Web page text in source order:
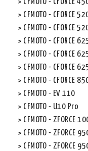
CFMOTO - CFORCE
CFMOTO - CFORCE
CFMOTO - CFORCE
CFMOTO - CFORCE
CFMOTO - CFORCE
CFMOTO - CFORCE
CFMOTO - CFORCE
CFMOTO - EV 110
CFMOTO - U10 Pro
CFMOTO - ZFORCE
CFMOTO - ZFORCE
CFMOTO - ZFORCE